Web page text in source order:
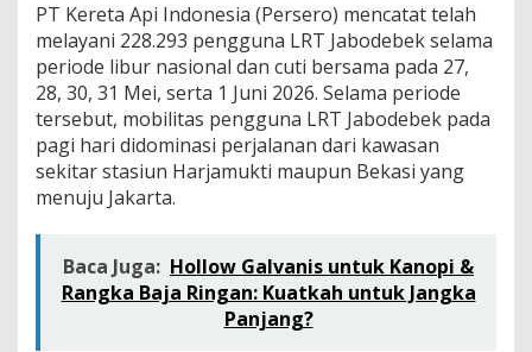
i
s
a
t
d
a
n
v
i
PT Kereta Api Indonesia (Persero) mencatat telah
melayani 228.293 pengguna LRT Jabodebek selama
periode libur nasional dan cuti bersama pada 27,
28, 30, 31 Mei, serta 1 Juni 2026. Selama periode
tersebut, mobilitas pengguna LRT Jabodebek pada
pagi hari didominasi perjalanan dari kawasan
sekitar stasiun Harjamukti maupun Bekasi yang
menuju Jakarta.
Baca Juga: Hollow Galvanis untuk Kanopi &
Rangka Baja Ringan: Kuatkah untuk Jangka
Panjang?